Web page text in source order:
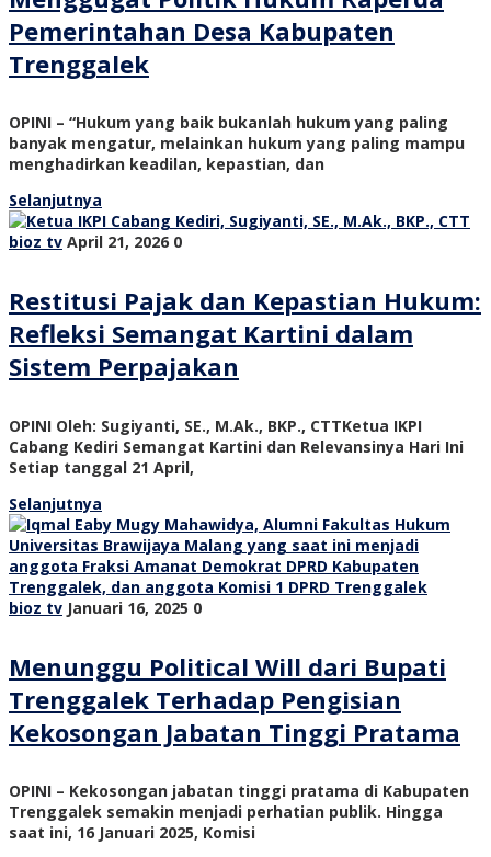
Pemerintahan Desa Kabupaten
Trenggalek
OPINI – “Hukum yang baik bukanlah hukum yang paling
banyak mengatur, melainkan hukum yang paling mampu
menghadirkan keadilan, kepastian, dan
Selanjutnya
bioz tv April 21, 2026 0
Restitusi Pajak dan Kepastian Hukum:
Refleksi Semangat Kartini dalam
Sistem Perpajakan
OPINI Oleh: Sugiyanti, SE., M.Ak., BKP., CTTKetua IKPI
Cabang Kediri Semangat Kartini dan Relevansinya Hari Ini
Setiap tanggal 21 April,
Selanjutnya
bioz tv Januari 16, 2025 0
Menunggu Political Will dari Bupati
Trenggalek Terhadap Pengisian
Kekosongan Jabatan Tinggi Pratama
OPINI – Kekosongan jabatan tinggi pratama di Kabupaten
Trenggalek semakin menjadi perhatian publik. Hingga
saat ini, 16 Januari 2025, Komisi